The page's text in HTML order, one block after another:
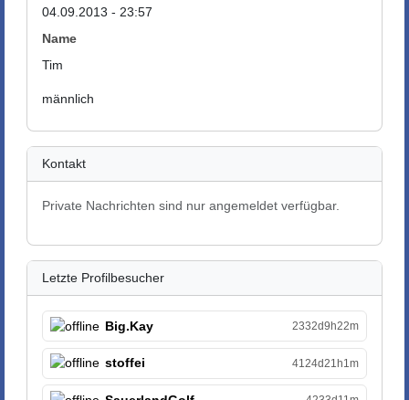
04.09.2013 - 23:57
Name
Tim
männlich
Kontakt
Private Nachrichten sind nur angemeldet verfügbar.
Letzte Profilbesucher
Big.Kay 2332d9h22m
stoffei 4124d21h1m